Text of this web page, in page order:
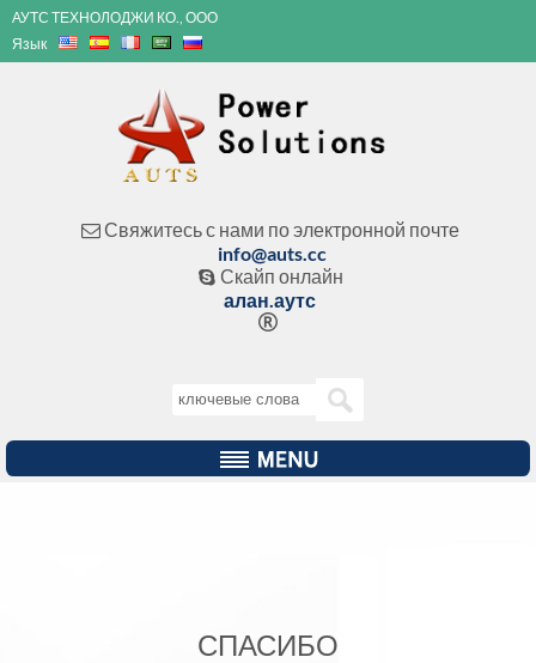
АУТС ТЕХНОЛОДЖИ КО., ООО
Язык
 Свяжитесь с нами по электронной почте
info@auts.cc
 Скайп онлайн
алан.аутс

СПАСИБО